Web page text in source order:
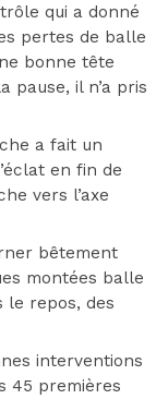
qui a donné
pertes de balle
bonne tête
pause, il n’a pris
a fait un
en fin de
vers l’axe
bêtement
montées balle
le repos, des
interventions
45 premières